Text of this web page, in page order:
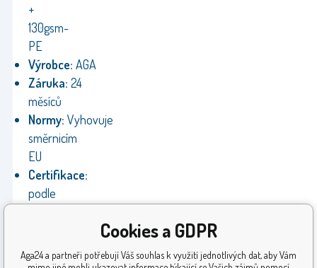
+
130gsm-
PE
Výrobce: AGA
Záruka: 24
měsíců
Normy: Vyhovuje
směrnicím
EU
Certifikace:
podle
Cookies a GDPR
Aga24 a partneři potřebují Váš souhlas k využití jednotlivých dat, aby Vám